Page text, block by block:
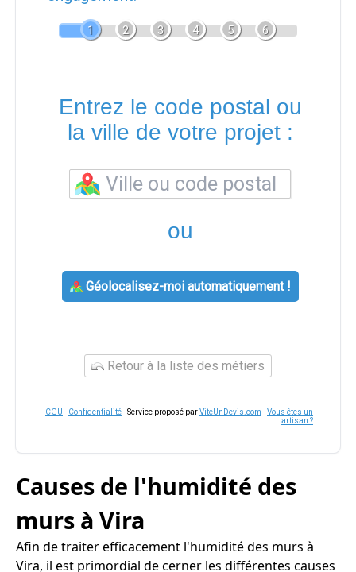
1 2 3 4 5 6
Entrez le code postal ou
la ville de votre projet :
ou
Géolocalisez-moi automatiquement !
Retour à la liste des métiers
CGU - Confidentialité- Service proposé parViteUnDevis.com -Vous êtes un
artisan ?
Causes de l'humidité des
murs à Vira
Afin de traiter efficacement l'humidité des murs à
Vira, il est primordial de cerner les différentes causes